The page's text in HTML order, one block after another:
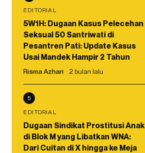
EDITORIAL
5W1H: Dugaan Kasus Pelecehan
Seksual 50 Santriwati di
Pesantren Pati: Update Kasus
Usai Mandek Hampir 2 Tahun
Risma Azhari 2 bulan lalu
5
EDITORIAL
Dugaan Sindikat Prostitusi Anak
di Blok M yang Libatkan WNA:
Dari Cuitan di X hingga ke Meja